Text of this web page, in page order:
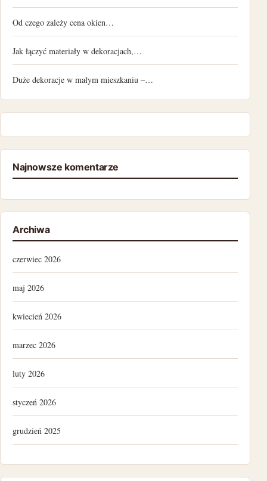
Od czego zależy cena okien…
Jak łączyć materiały w dekoracjach,…
Duże dekoracje w małym mieszkaniu –…
Najnowsze komentarze
Archiwa
czerwiec 2026
maj 2026
kwiecień 2026
marzec 2026
luty 2026
styczeń 2026
grudzień 2025